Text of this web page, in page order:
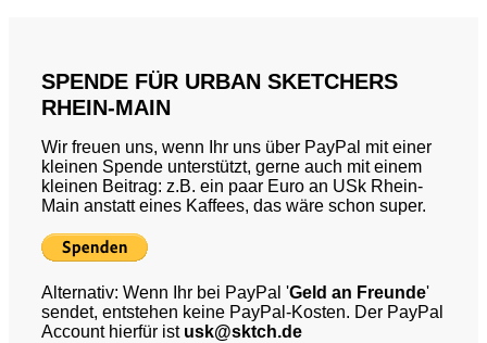
SPENDE FÜR URBAN SKETCHERS
RHEIN-MAIN
Wir freuen uns, wenn Ihr uns über PayPal mit einer
kleinen Spende unterstützt, gerne auch mit einem
kleinen Beitrag: z.B. ein paar Euro an USk Rhein-
Main anstatt eines Kaffees, das wäre schon super.
Alternativ: Wenn Ihr bei PayPal 'Geld an Freunde'
sendet, entstehen keine PayPal-Kosten. Der PayPal
Account hierfür ist usk@sktch.de